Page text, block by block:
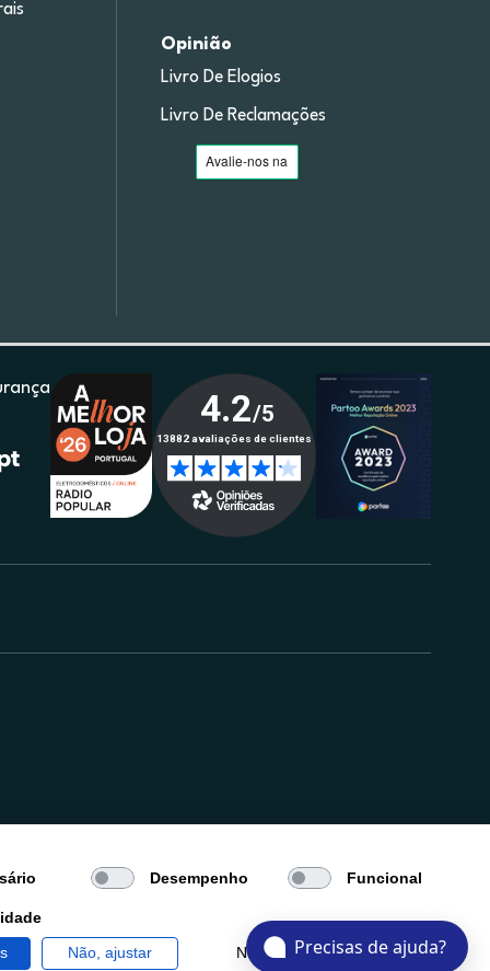
Opinião
Livro De Elogios
Livro De Reclamações
Desempenho Funcional
Não, ajustar Negar Precisas de ajuda?